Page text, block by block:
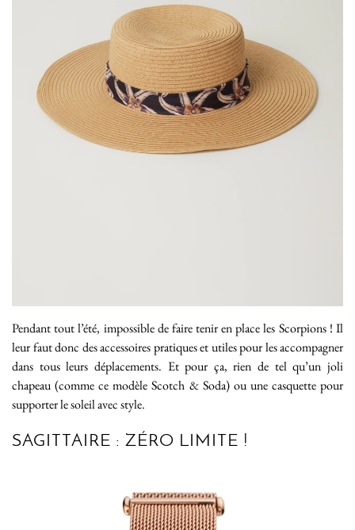
Pendant tout l’été, impossible de faire tenir en place les Scorpions ! Il
leur faut donc des accessoires pratiques et utiles pour les accompagner
dans tous leurs déplacements. Et pour ça, rien de tel qu’un joli
chapeau (comme ce modèle Scotch & Soda) ou une casquette pour
supporter le soleil avec style.
SAGITTAIRE : ZÉRO LIMITE !